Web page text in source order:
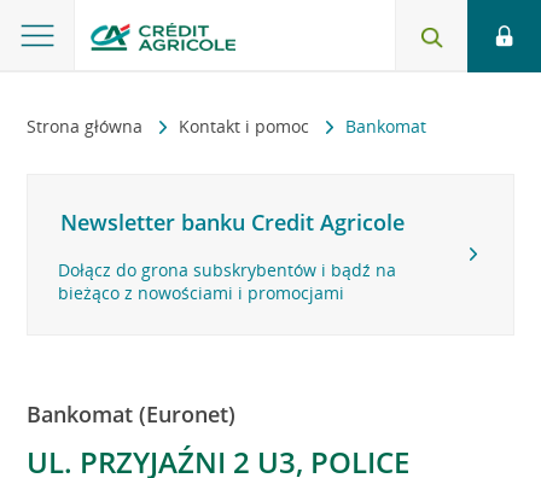
Strona główna Kontakt i pomoc Bankomat
Newsletter banku Credit Agricole
Dołącz do grona subskrybentów i bądź na
bieżąco z nowościami i promocjami
Bankomat (Euronet)
UL. PRZYJAŹNI 2 U3, POLICE